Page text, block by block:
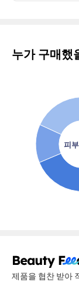
누가 구매했
피
제품을 협찬 받아